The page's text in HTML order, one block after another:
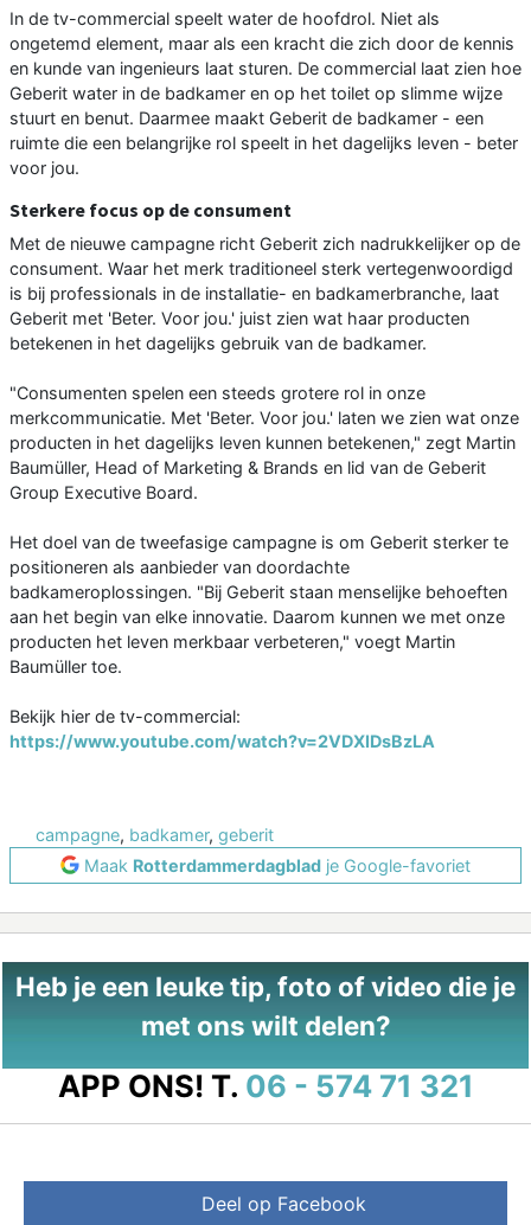
In de tv-commercial speelt water de hoofdrol. Niet als
ongetemd element, maar als een kracht die zich door de kennis
en kunde van ingenieurs laat sturen. De commercial laat zien hoe
Geberit water in de badkamer en op het toilet op slimme wijze
stuurt en benut. Daarmee maakt Geberit de badkamer - een
ruimte die een belangrijke rol speelt in het dagelijks leven - beter
voor jou.
Sterkere focus op de consument
Met de nieuwe campagne richt Geberit zich nadrukkelijker op de
consument. Waar het merk traditioneel sterk vertegenwoordigd
is bij professionals in de installatie- en badkamerbranche, laat
Geberit met 'Beter. Voor jou.' juist zien wat haar producten
betekenen in het dagelijks gebruik van de badkamer.
"Consumenten spelen een steeds grotere rol in onze
merkcommunicatie. Met 'Beter. Voor jou.' laten we zien wat onze
producten in het dagelijks leven kunnen betekenen," zegt Martin
Baumüller, Head of Marketing & Brands en lid van de Geberit
Group Executive Board.
Het doel van de tweefasige campagne is om Geberit sterker te
positioneren als aanbieder van doordachte
badkameroplossingen. "Bij Geberit staan menselijke behoeften
aan het begin van elke innovatie. Daarom kunnen we met onze
producten het leven merkbaar verbeteren," voegt Martin
Baumüller toe.
Bekijk hier de tv-commercial:
https://www.youtube.com/watch?v=2VDXIDsBzLA
campagne, badkamer, geberit
Maak Rotterdammerdagblad je Google-favoriet
Heb je een leuke tip, foto of video die je
met ons wilt delen?
APP ONS! T. 06 - 574 71 321
Deel op Facebook